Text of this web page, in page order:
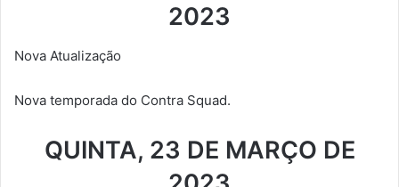
2023
Nova Atualização
Nova temporada do Contra Squad.
QUINTA, 23 DE MARÇO DE